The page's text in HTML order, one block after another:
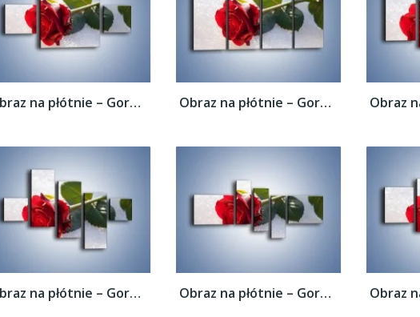
Obraz na płótnie – Gorąca róża na... Obraz na płótnie – Gorąca róża na...
Obraz na płótnie – Gorąca róża na... Obraz na płótnie – Gorąca róża na...